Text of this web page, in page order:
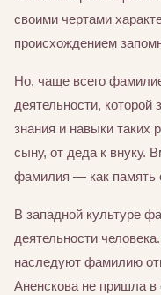
своими чертами
происхождением
Но, чаще всего
деятельности,
знания и навыки таких
сыну, от деда к внуку.
фамилия — как память
В западной культуре
деятельности
наследуют фамилию
Аненскова не пришла